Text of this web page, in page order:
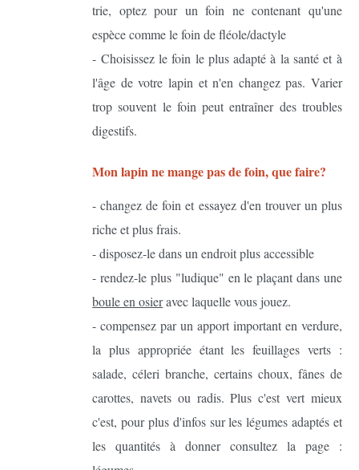
trie, optez pour un foin ne contenant qu'une
espèce comme le foin de fléole/dactyle
- Choisissez le foin le plus adapté à la santé et à
l'âge de votre lapin et n'en changez pas. Varier
trop souvent le foin peut entraîner des troubles
digestifs.
Mon lapin ne mange pas de foin, que faire?
- changez de foin et essayez d'en trouver un plus
riche et plus frais.
- disposez-le dans un endroit plus accessible
- rendez-le plus "ludique" en le plaçant dans une
boule en osieravec laquelle vous jouez.
- compensez par un apport important en verdure,
la plus appropriée étant les feuillages verts :
salade, céleri branche, certains choux, fânes de
carottes, navets ou radis. Plus c'est vert mieux
c'est, pour plus d'infos sur les légumes adaptés et
les quantités à donner consultez la page :